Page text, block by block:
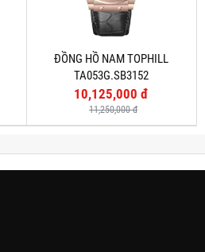
ĐỒNG HỒ NAM TOPHILL
TA053G.SB3152
10,125,000 đ
11,250,000 đ